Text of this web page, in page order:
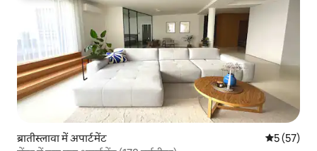
ब्रातीस्लावा में अपार्टमेंट औसत रेटिंग
5 (57)